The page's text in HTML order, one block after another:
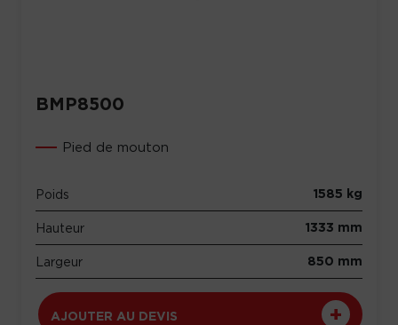
BMP8500
Pied de mouton
Poids 1585 kg
Hauteur 1333 mm
Largeur 850 mm
AJOUTER AU DEVIS